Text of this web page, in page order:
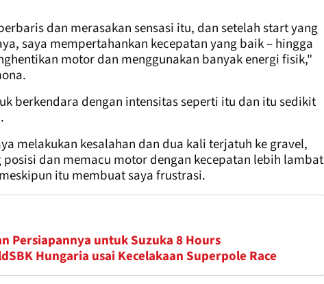
dan merasakan sensasi itu, dan setelah start yang
saya mempertahankan kecepatan yang baik – hingga
motor dan menggunakan banyak energi fisik,"
berkendara dengan intensitas seperti itu dan itu sedikit
melakukan kesalahan dan dua kali terjatuh ke gravel,
dan memacu motor dengan kecepatan lebih lambat
itu membuat saya frustrasi.
Persiapannya untuk Suzuka 8 Hours
Hungaria usai Kecelakaan Superpole Race